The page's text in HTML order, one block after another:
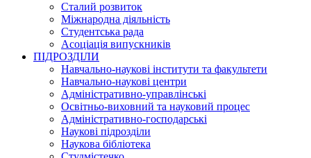
Сталий розвиток
Міжнародна діяльність
Студентська рада
Асоціація випускників
ПІДРОЗДІЛИ
Навчально-наукові інститути та факультети
Навчально-наукові центри
Адміністративно-управлінські
Освітньо-виховний та науковий процес
Адміністративно-господарські
Наукові підрозділи
Наукова бібліотека